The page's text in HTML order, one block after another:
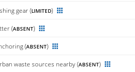
gear (LIMITED)
(ABSENT)
(ABSENT)
waste sources nearby (ABSENT)